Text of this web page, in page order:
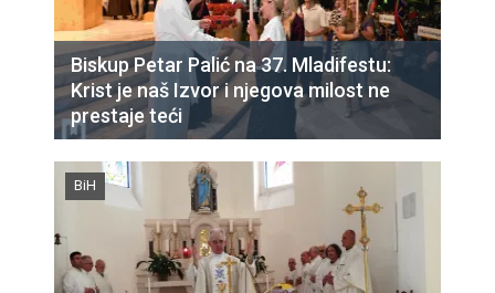
Biskup Petar Palić na 37. Mladifestu:
Krist je naš Izvor i njegova milost ne
prestaje teći
BiH